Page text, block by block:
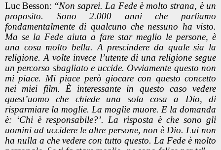
Luc Besson: “Non saprei. La Fede è molto strana, è un
proposito. Sono 2.000 anni che parliamo
fondamentalmente di qualcuno che nessuno ha visto.
Ma se la Fede aiuta a fare star meglio le persone, è
una cosa molto bella. A prescindere da quale sia la
religione. A volte invece l’utente di una religione segue
un percorso sbagliato e uccide. Ovviamente questo non
mi piace. Mi piace però giocare con questo concetto
nei miei film. È interessante in questo caso vedere
quest’uomo che chiede una sola cosa a Dio, di
risparmiare la moglie. La moglie muore. E la domanda
è: ‘Chi è responsabile?’. La risposta è che sono gli
uomini ad uccidere le altre persone, non è Dio. Lui non
ha nulla a che vedere con tutto questo. La Fede è molto